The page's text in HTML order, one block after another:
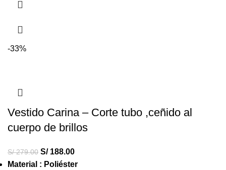
-33%
Vestido Carina – Corte tubo ,ceñido al
cuerpo de brillos
S/279.00 S/188.00
Material : Poliéster